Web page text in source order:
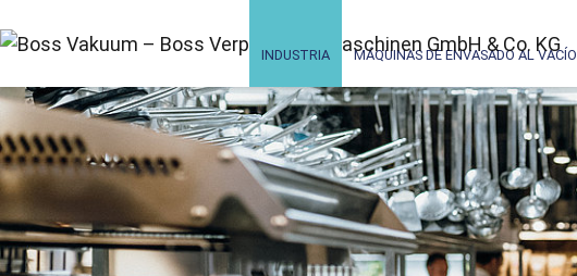
INDUSTRIA MÁQUINAS DE ENVASADO AL VACÍO